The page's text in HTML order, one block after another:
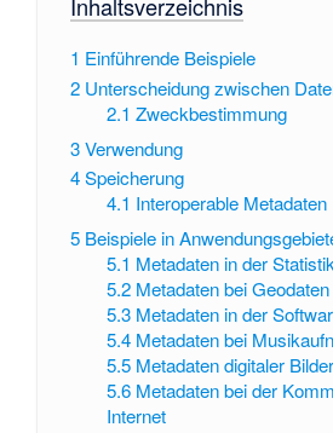
1 Einführende Beispiele
2 Unterscheidung zwischen
2.1 Zweckbestimmung
3Verwendung
4Speicherung
4.1 Interoperable Metadaten
5 Beispiele in
5.1 Metadaten in der Statistik
5.2 Metadaten bei Geodaten
5.3 Metadaten in der
5.4 Metadaten bei
5.5 Metadaten digitaler Bilder
5.6 Metadaten bei der
Internet